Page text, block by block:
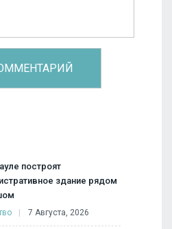
построят
здание рядом
7 Августа, 2026